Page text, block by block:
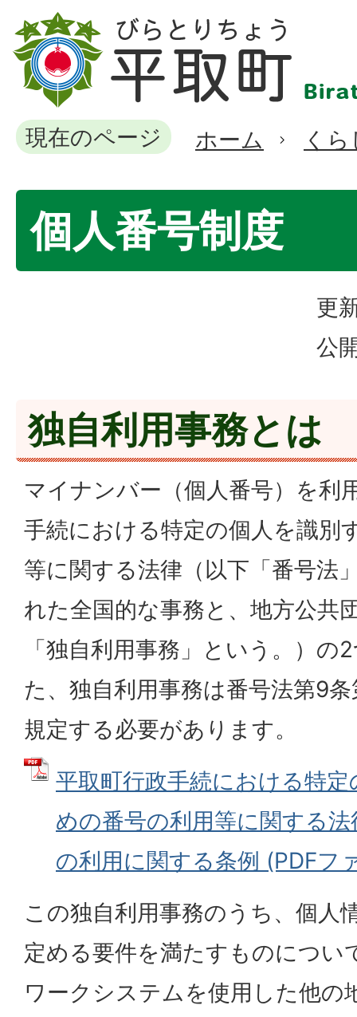
現在のページ ホーム く
個人番号制度
更
公
独自利用事務とは
マイナンバー（個人番号）を利
手続における特定の個人を識別
等に関する法律（以下「番号法
れた全国的な事務と、地方公共
「独自利用事務」という。）の
た、独自利用事務は番号法第9
規定する必要があります。
平取町行政手続における特
めの番号の利用等に関する
の利用に関する条例 (PDFフ
この独自利用事務のうち、個人
定める要件を満たすものについ
ワークシステムを使用した他の